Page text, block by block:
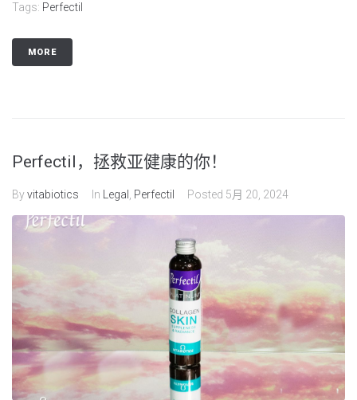
Tags: Perfectil
MORE
Perfectil，拯救亚健康的你！
Byvitabiotics In Legal , Perfectil Posted 5月 20, 2024